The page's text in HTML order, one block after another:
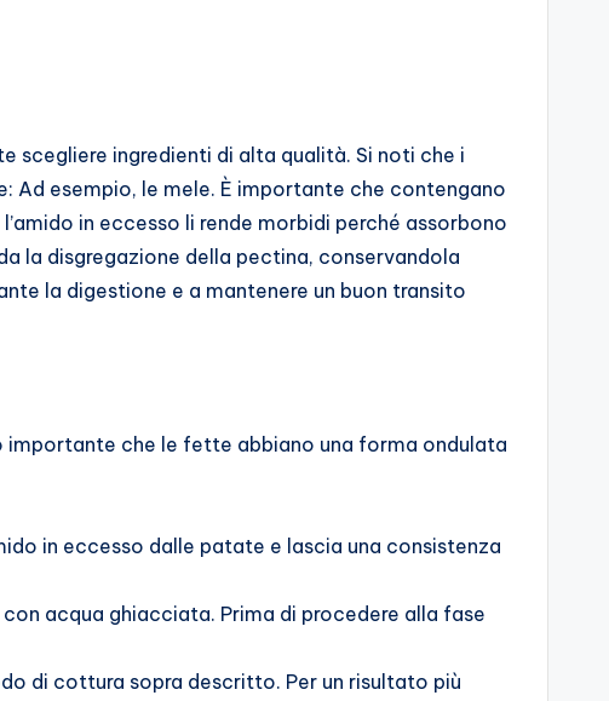
ingredienti di alta qualità. Si noti che i
Ad esempio, le mele. È importante che contengano
in eccesso li rende morbidi perché assorbono
la disgregazione della pectina, conservandola
la digestione e a mantenere un buon transito
che le fette abbiano una forma ondulata
in eccesso dalle patate e lascia una consistenza
acqua ghiacciata. Prima di procedere alla fase
di cottura sopra descritto. Per un risultato più